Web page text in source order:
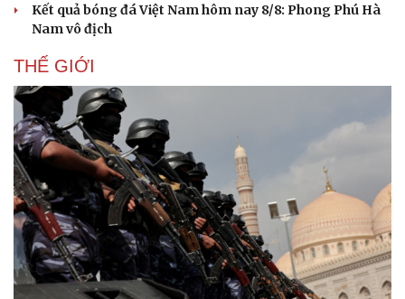
Du lịch
Tư vấn
Săn Tour
check-in
Podcast
Câu chuyện thời sự
Đọc truyện đêm khuya
Cửa sổ tình yêu
Kể chuyện cho bé
Hạt giống tâm hồn
Kết quả bóng đá Việt Nam hôm nay 8/8: Phong Phú Hà
Nam vô địch
THẾ GIỚI